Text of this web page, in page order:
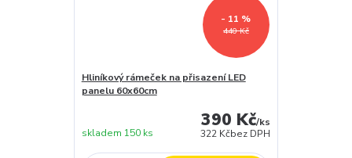
440 Kč
- 11 %
Hliníkový rámeček na přisazení LED
panelu 60x60cm
390 Kč/ks
322 Kčbez DPH
skladem 150 ks